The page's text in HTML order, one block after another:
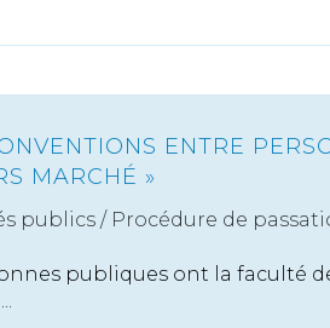
ENTRE
MARCHÉ »
publics / Procédure de
publiques ont la faculté